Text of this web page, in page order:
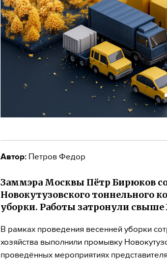
Автор: Петров Федор
Заммэра Москвы Пётр Бирюков
Новокутузовского тоннельного
уборки. Работы затронули свыше
В рамках проведения весенней уборки
хозяйства выполнили промывку
проведённых мероприятиях